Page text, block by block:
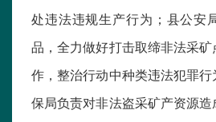
处违法违规生产行为；县公安
品，全力做好打击取缔非法采
作，整治行动中种类违法犯罪
保局负责对非法盗采矿产资源